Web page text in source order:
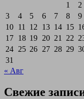
1
2
3
4 5 6 7 8
9
10 11 12 13 14 15
17 18 19 20 21 22
24 25 26 27 28 29
31
« Авг
Свежие